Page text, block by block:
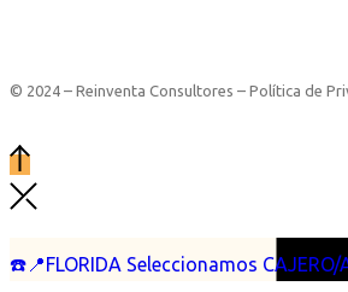
☎️📍FLORIDA Seleccionamos CAJERO/
© 2024 – Reinventa Consultores – Política de